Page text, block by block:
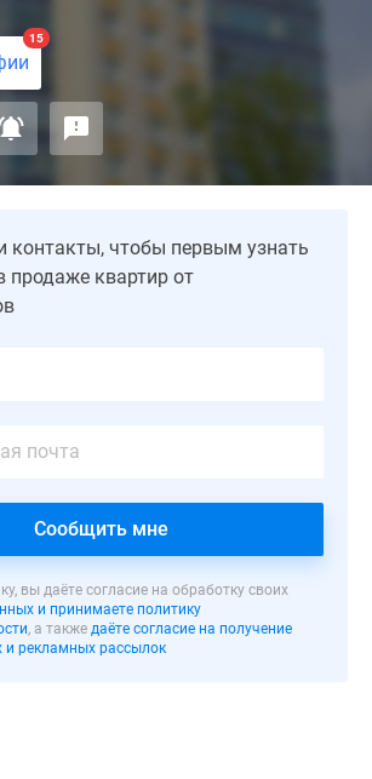
15
контакты, чтобы первым узнать
продаже квартир от
Сообщить мне
вы даёте согласие на обработку своих
и принимаете политику
, а также даёте согласие на получение
рекламных рассылок